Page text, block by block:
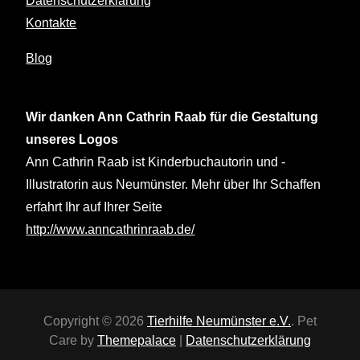
Kontakte
Blog
Wir danken Ann Cathrin Raab für die Gestaltung
unseres Logos
Ann Cathrin Raab ist Kinderbuchautorin und -
Illustratorin aus Neumünster. Mehr über Ihr Schaffen
erfahrt Ihr auf Ihrer Seite
http://www.anncathrinraab.de/
Copyright © 2026 Tierhilfe Neumünster e.V.. Pet
Care by Themepalace Datenschutzerklärung